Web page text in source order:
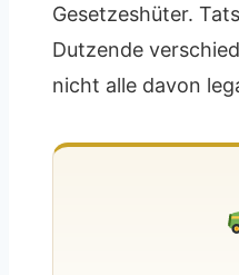
Gesetzeshüter.
Dutzende
nicht alle davon